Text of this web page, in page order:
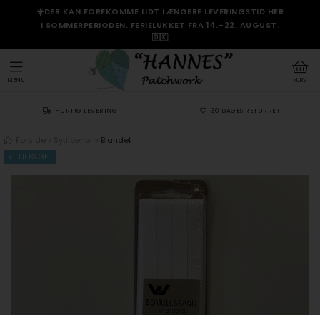
☀️DER KAN FOREKOMME LIDT LÆNGERE LEVERINGSTID HER
I SOMMERPERIODEN. FERIELUKKET FRA 14.–22. AUGUST.
🇩🇰
KURV
MENU
HURTIG LEVERING 30 DAGES RETURRET
Blandet
TILBAGE